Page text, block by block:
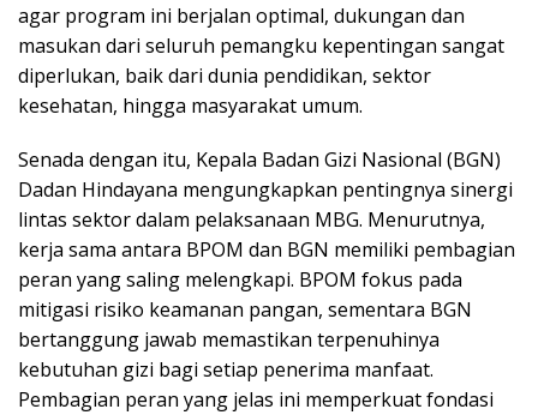
agar program ini berjalan optimal, dukungan dan
masukan dari seluruh pemangku kepentingan sangat
diperlukan, baik dari dunia pendidikan, sektor
kesehatan, hingga masyarakat umum.
Senada dengan itu, Kepala Badan Gizi Nasional (BGN)
Dadan Hindayana mengungkapkan pentingnya sinergi
lintas sektor dalam pelaksanaan MBG. Menurutnya,
kerja sama antara BPOM dan BGN memiliki pembagian
peran yang saling melengkapi. BPOM fokus pada
mitigasi risiko keamanan pangan, sementara BGN
bertanggung jawab memastikan terpenuhinya
kebutuhan gizi bagi setiap penerima manfaat.
Pembagian peran yang jelas ini memperkuat fondasi